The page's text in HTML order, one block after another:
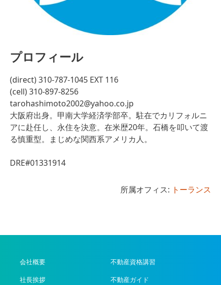
プロフィール
(direct) 310-787-1045 EXT 116
(cell) 310-897-8256
tarohashimoto2002@yahoo.co.jp
大阪府出身。甲南大学経済学部卒。駐在でカリフォルニ
アに赴任し、永住を決意。在米歴20年。石橋を叩いて渡
る慎重型。まじめな関西系アメリカ人。
DRE#01331914
所属オフィス: トーランス
会社概要
社長挨拶
不動産資格講習
不動産ガイド